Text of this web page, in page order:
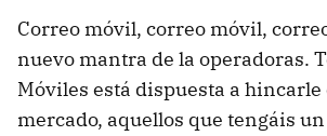
Correo móvil, correo móvil,
nuevo mantra de la operadoras.
Móviles está dispuesta a hincarle
mercado, aquellos que tengáis